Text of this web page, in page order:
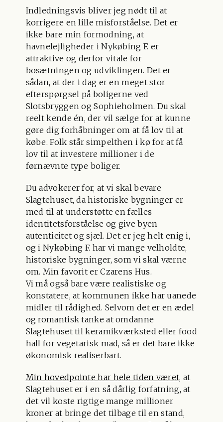
Indledningsvis bliver jeg nødt til at
korrigere en lille misforståelse. Det er
ikke bare min formodning, at
havnelejligheder i Nykøbing F. er
attraktive og derfor vitale for
bosætningen og udviklingen. Det er
sådan, at der i dag er en meget stor
efterspørgsel på boligerne ved
Slotsbryggen og Sophieholmen. Du skal
reelt kende én, der vil sælge for at kunne
gøre dig forhåbninger om at få lov til at
købe. Folk står simpelthen i kø for at få
lov til at investere millioner i de
førnævnte type boliger.
Du advokerer for, at vi skal bevare
Slagtehuset, da historiske bygninger er
med til at understøtte en fælles
identitetsforståelse og give byen
autenticitet og sjæl. Det er jeg helt enig i,
og i Nykøbing F. har vi mange velholdte,
historiske bygninger, som vi skal værne
om. Min favorit er Czarens Hus.
Vi må også bare være realistiske og
konstatere, at kommunen ikke har uanede
midler til rådighed. Selvom det er en ædel
og romantisk tanke at omdanne
Slagtehuset til keramikværksted eller food
hall for vegetarisk mad, så er det bare ikke
økonomisk realiserbart.
Min hovedpointe har hele tiden været, at
Slagtehuset er i en så dårlig forfatning, at
det vil koste rigtige mange millioner
kroner at bringe det tilbage til en stand,